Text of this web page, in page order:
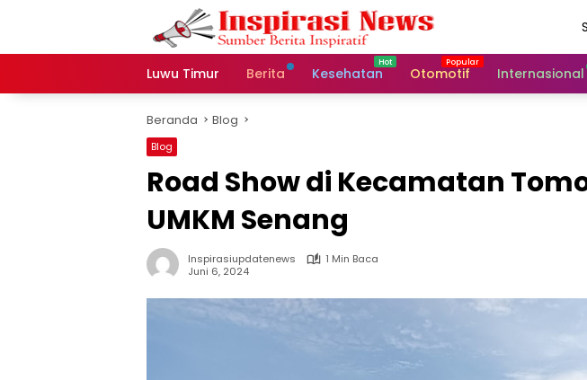
Luwu Timur Berita Kesehatan Otomotif Internasional
Beranda Blog
Blog
Road Show di Kecamatan
UMKM Senang
Inspirasiupdatenews
1 Min Baca
Juni 6, 2024